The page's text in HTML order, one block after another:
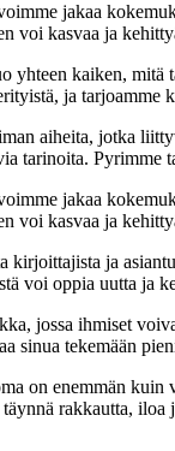
jakaa
voi kasvaa ja
yhteen kaiken, mitä
ja
aiheita, jotka
tarinoita. Pyrimme
jakaa
voi kasvaa ja
ja
voi oppia uutta ja
jossa ihmiset
sinua tekemään
on enemmän kuin
rakkautta,